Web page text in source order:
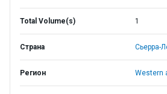
Total Volume(s) 1
Страна Сьерра-
Регион Western